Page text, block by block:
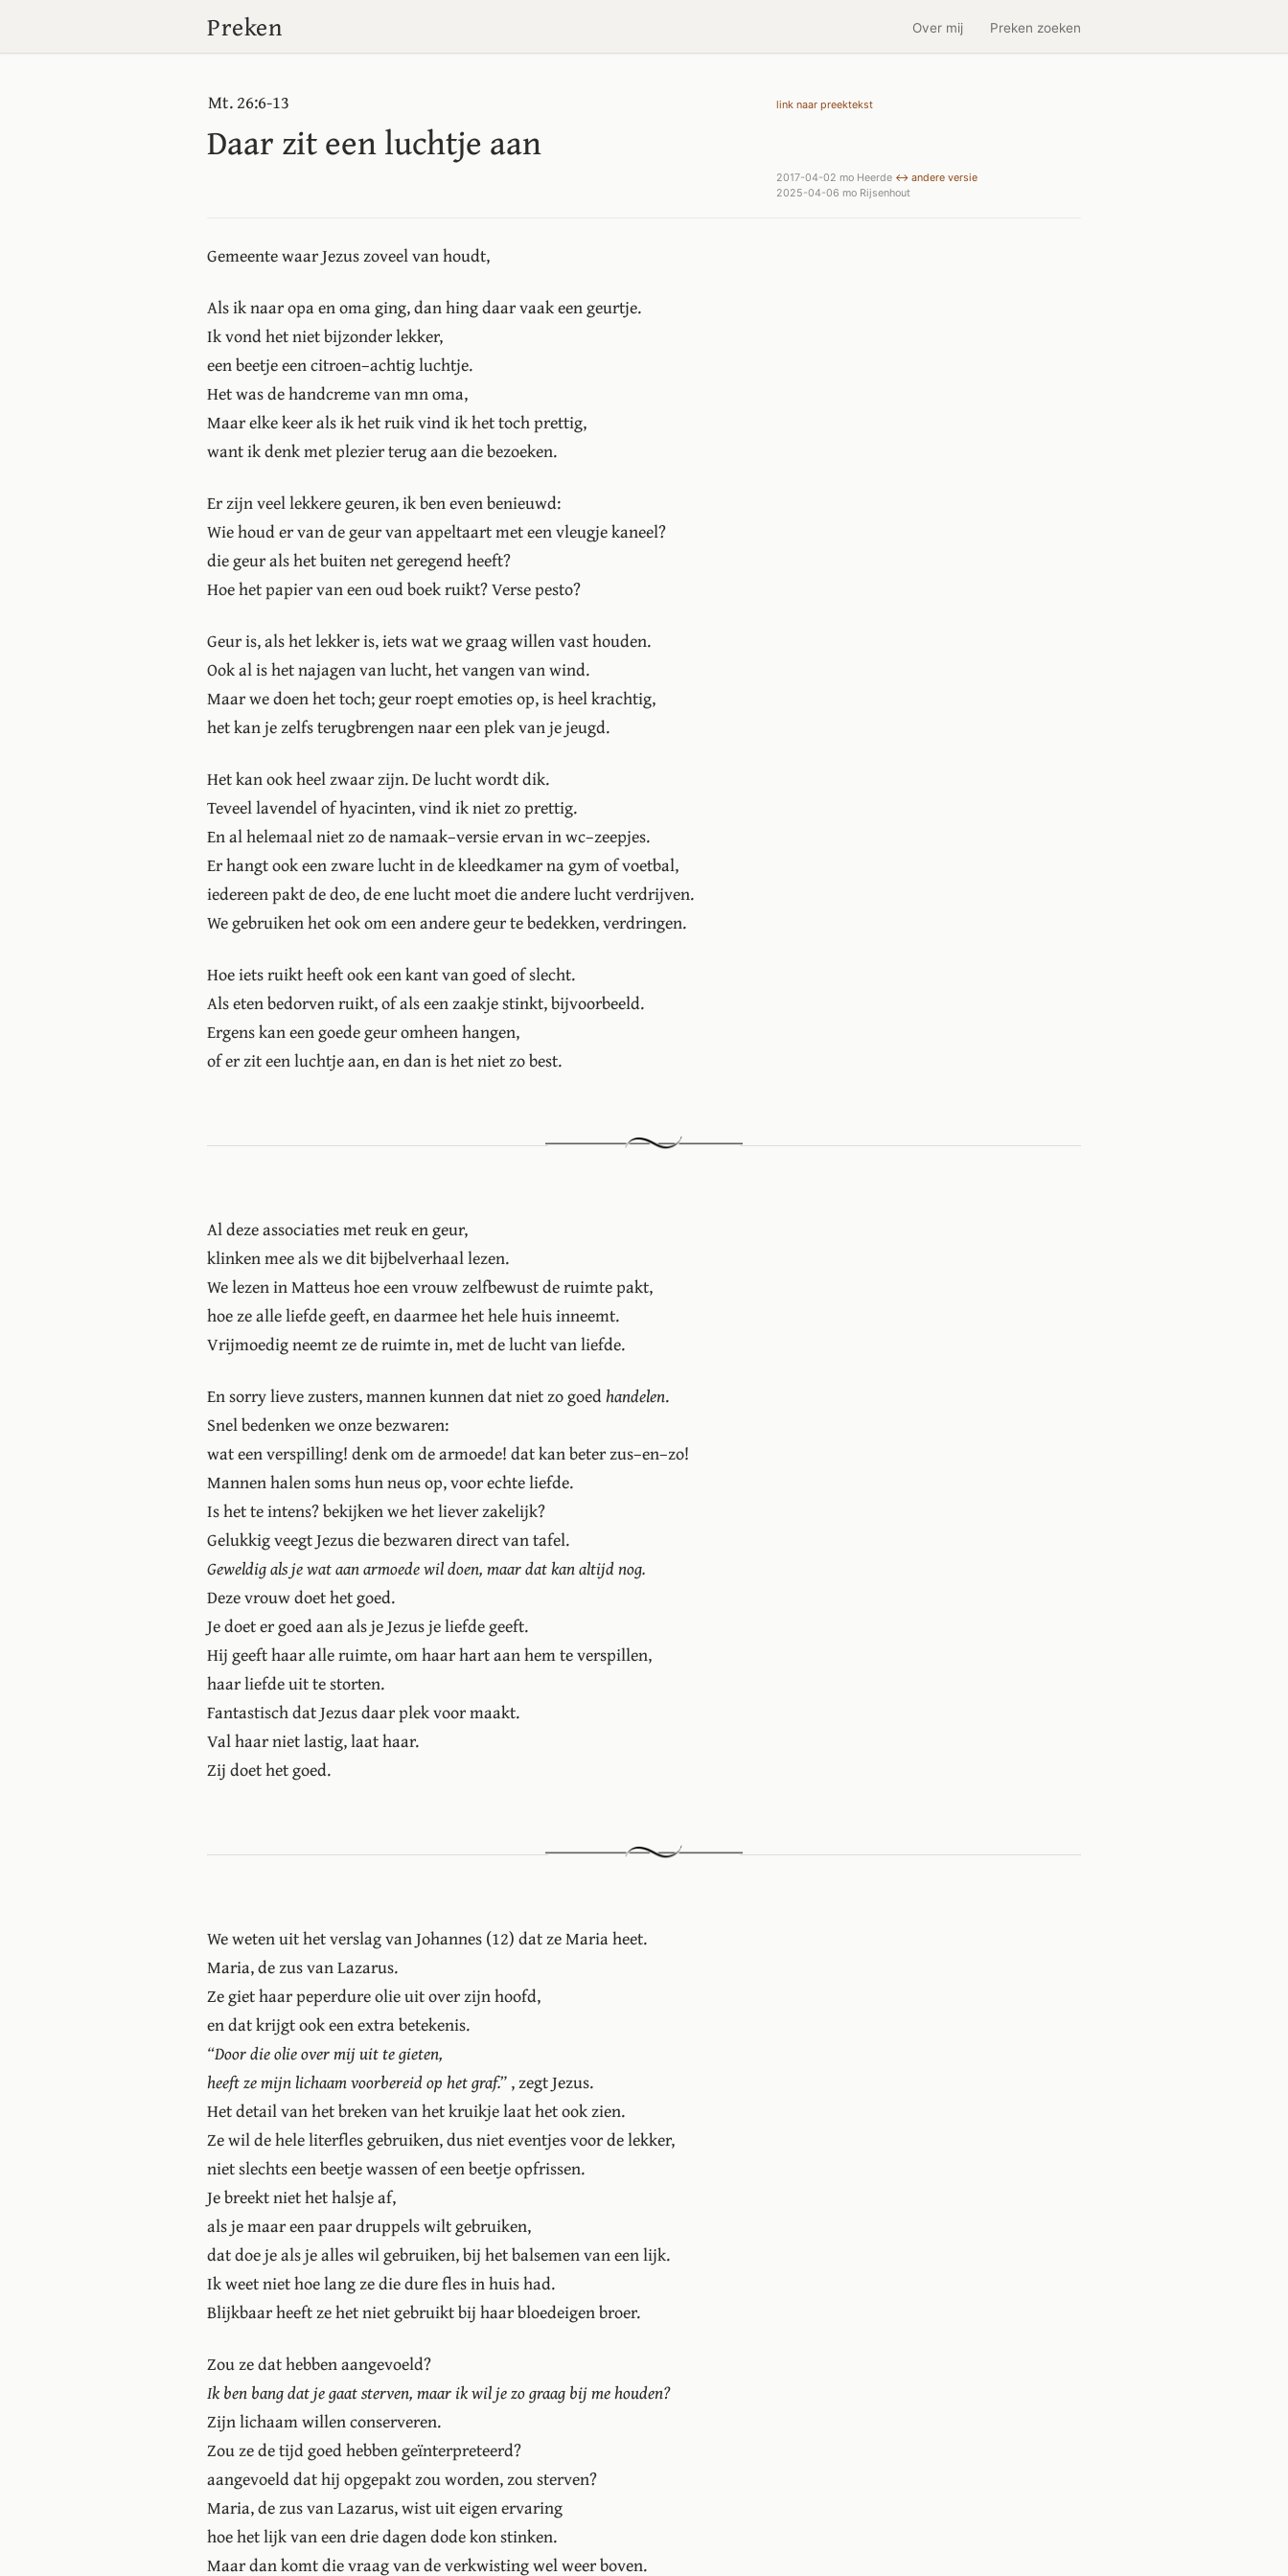
Preken Over mij Preken zoeken
Mt. 26:6-13 link naar preektekst
Daar zit een luchtje aan
2017-04-02 mo Heerde ↔ andere versie
2025-04-06 mo Rijsenhout
Gemeente waar Jezus zoveel van houdt,
Als ik naar opa en oma ging, dan hing daar vaak een geurtje.
Ik vond het niet bijzonder lekker,
een beetje een citroen–achtig luchtje.
Het was de handcreme van mn oma,
Maar elke keer als ik het ruik vind ik het toch prettig,
want ik denk met plezier terug aan die bezoeken.
Er zijn veel lekkere geuren, ik ben even benieuwd:
Wie houd er van de geur van appeltaart met een vleugje kaneel?
die geur als het buiten net geregend heeft?
Hoe het papier van een oud boek ruikt? Verse pesto?
Geur is, als het lekker is, iets wat we graag willen vast houden.
Ook al is het najagen van lucht, het vangen van wind.
Maar we doen het toch; geur roept emoties op, is heel krachtig,
het kan je zelfs terugbrengen naar een plek van je jeugd.
Het kan ook heel zwaar zijn. De lucht wordt dik.
Teveel lavendel of hyacinten, vind ik niet zo prettig.
En al helemaal niet zo de namaak–versie ervan in wc–zeepjes.
Er hangt ook een zware lucht in de kleedkamer na gym of voetbal,
iedereen pakt de deo, de ene lucht moet die andere lucht verdrijven.
We gebruiken het ook om een andere geur te bedekken, verdringen.
Hoe iets ruikt heeft ook een kant van goed of slecht.
Als eten bedorven ruikt, of als een zaakje stinkt, bijvoorbeeld.
Ergens kan een goede geur omheen hangen,
of er zit een luchtje aan, en dan is het niet zo best.
Al deze associaties met reuk en geur,
klinken mee als we dit bijbelverhaal lezen.
We lezen in Matteus hoe een vrouw zelfbewust de ruimte pakt,
hoe ze alle liefde geeft, en daarmee het hele huis inneemt.
Vrijmoedig neemt ze de ruimte in, met de lucht van liefde.
En sorry lieve zusters, mannen kunnen dat niet zo goedhandelen.
Snel bedenken we onze bezwaren:
wat een verspilling! denk om de armoede! dat kan beter zus–en–zo!
Mannen halen soms hun neus op, voor echte liefde.
Is het te intens? bekijken we het liever zakelijk?
Gelukkig veegt Jezus die bezwaren direct van tafel.
Geweldig als je wat aan armoede wil doen, maar dat kan altijd nog.
Deze vrouw doet het goed.
Je doet er goed aan als je Jezus je liefde geeft.
Hij geeft haar alle ruimte, om haar hart aan hem te verspillen,
haar liefde uit te storten.
Fantastisch dat Jezus daar plek voor maakt.
Val haar niet lastig, laat haar.
Zij doet het goed.
We weten uit het verslag van Johannes (12) dat ze Maria heet.
Maria, de zus van Lazarus.
Ze giet haar peperdure olie uit over zijn hoofd,
en dat krijgt ook een extra betekenis.
“Door die olie over mij uit te gieten,
heeft ze mijn lichaam voorbereid op het graf.”, zegt Jezus.
Het detail van het breken van het kruikje laat het ook zien.
Ze wil de hele literfles gebruiken, dus niet eventjes voor de lekker,
niet slechts een beetje wassen of een beetje opfrissen.
Je breekt niet het halsje af,
als je maar een paar druppels wilt gebruiken,
dat doe je als je alles wil gebruiken, bij het balsemen van een lijk.
Ik weet niet hoe lang ze die dure fles in huis had.
Blijkbaar heeft ze het niet gebruikt bij haar bloedeigen broer.
Zou ze dat hebben aangevoeld?
Ik ben bang dat je gaat sterven, maar ik wil je zo graag bij me houden?
Zijn lichaam willen conserveren.
Zou ze de tijd goed hebben geïnterpreteerd?
aangevoeld dat hij opgepakt zou worden, zou sterven?
Maria, de zus van Lazarus, wist uit eigen ervaring
hoe het lijk van een drie dagen dode kon stinken.
Maar dan komt die vraag van de verkwisting wel weer boven.